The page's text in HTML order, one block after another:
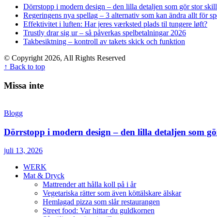
Dörrstopp i modern design – den lilla detaljen som gör stor
Regeringens nya spellag – 3 alternativ som kan ändra allt för
Effektivitet i luften: Har jeres værksted plads til tungere løft?
Trustly drar sig ur – så påverkas spelbetalningar 2026
Takbesiktning – kontroll av takets skick och funktion
© Copyright 2026, All Rights Reserved
↑ Back to top
Missa inte
Blogg
Dörrstopp i modern design – den lilla detaljen som
juli 13, 2026
WERK
Mat & Dryck
Mattrender att hålla koll på i år
Vegetariska rätter som även köttälskare älskar
Hemlagad pizza som slår restaurangen
Street food: Var hittar du guldkornen